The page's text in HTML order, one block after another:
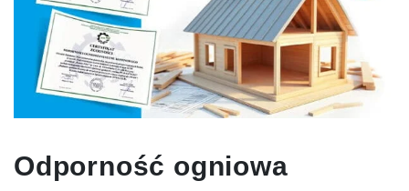
Odporność ogniowa